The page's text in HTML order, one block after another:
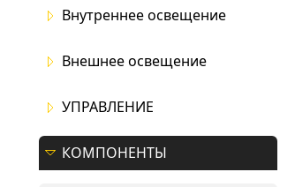
Внутреннее освещение
Внешнее освещение
УПРАВЛЕНИЕ
КОМПОНЕНТЫ